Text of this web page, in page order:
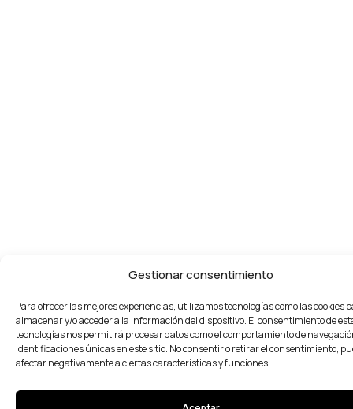
Gestionar consentimiento
Para ofrecer las mejores experiencias, utilizamos tecnologías como las cookies
almacenar y/o acceder a la información del dispositivo. El consentimiento de
tecnologías nos permitirá procesar datos como el comportamiento de
identificaciones únicas en este sitio. No consentir o retirar el consentimiento,
afectar negativamente a ciertas características y funciones.